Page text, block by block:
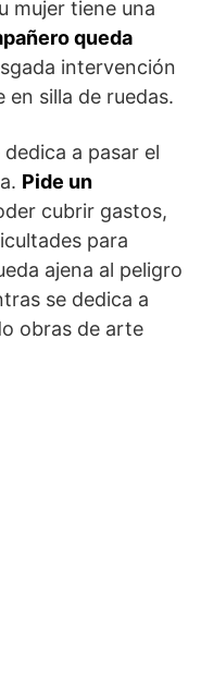
mujer tiene una
queda
intervención
en silla de ruedas.
a pasar el
Pide un
cubrir gastos,
para
ajena al peligro
se dedica a
obras de arte